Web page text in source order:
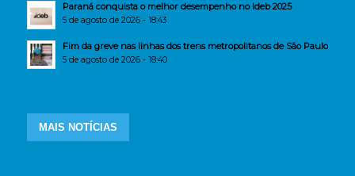
Paraná conquista o melhor desempenho no Ideb 2025
5 de agosto de 2026 - 18:43
Fim da greve nas linhas dos trens metropolitanos de São Paulo
5 de agosto de 2026 - 18:40
MAIS NOTÍCIAS